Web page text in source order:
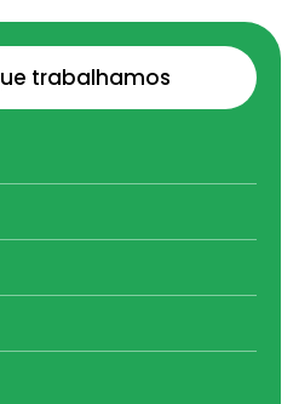
trabalhamos